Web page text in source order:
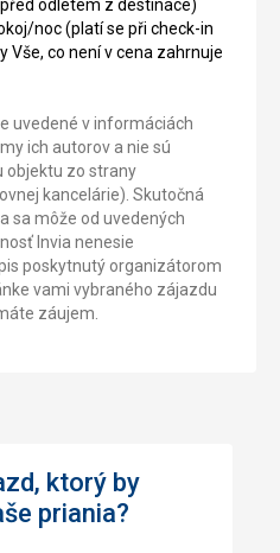
odletem z destinace)
noc (platí se při check-in
Vše, co není v cena zahrnuje
uvedené v informáciách
ich autorov a nie sú
objektu zo strany
kancelárie). Skutočná
sa môže od uvedených
Invia nenesie
poskytnutý organizátorom
vami vybraného zájazdu
záujem.
ktorý by
priania?